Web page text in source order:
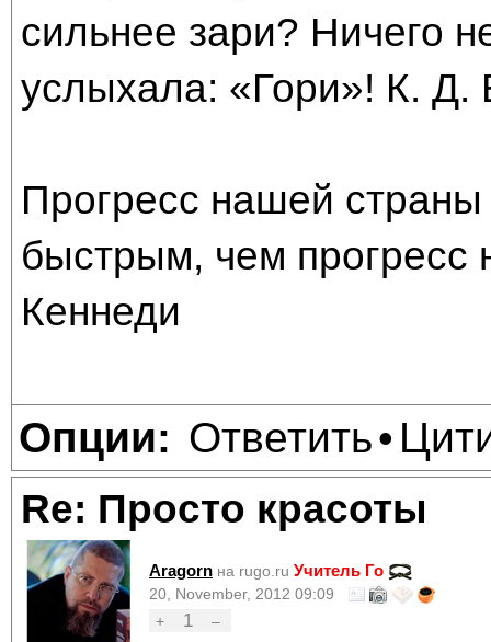
сильнее зари? Ничего
услыхала: «Гори»! К. Д.
Прогресс нашей
быстрым, чем прогресс
Кеннеди
Опции: Ответить•
Re: Просто красоты
Aragorn на rugo.ru Учитель Го
20, November, 2012 09:09
+
1 –